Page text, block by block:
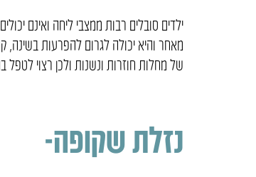
ילדים סובלים רבות ממצבי ליחה ואינם
מאחר והיא יכולה לגרום להפרעות בשינה,
של מחלות חוזרות ונשנות ולכן רצוי לטפל
נזלת שקופה-